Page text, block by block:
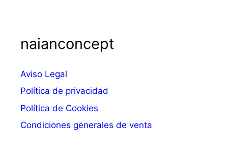
naianconcept
Aviso Legal
Política de privacidad
Política de Cookies
Condiciones generales de venta